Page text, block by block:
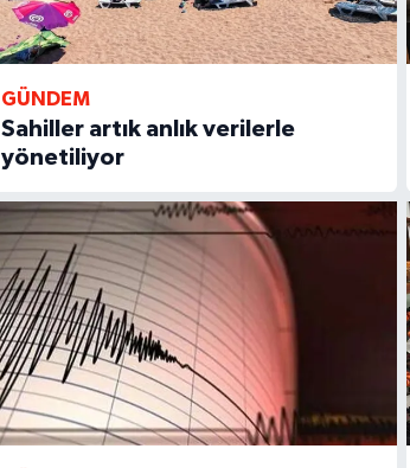
GÜNDEM
Sahiller artık anlık verilerle
yönetiliyor